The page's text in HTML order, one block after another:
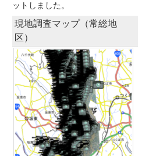
ットしました。
現地調査マップ（常総地
区）